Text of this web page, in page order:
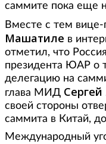
саммите пока еще
Вместе с тем
Машатиле в
отметил, что
президента ЮАР о
делегацию на
глава МИД
своей стороны
саммита в Китай,
Международный